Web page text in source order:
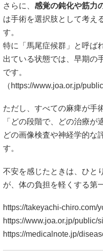
さらに、 感覚の鈍化や筋力
は手術を選択肢として考え
す。
特に「馬尾症候群」と呼ば
出ている状態では、早期の
です。
（ https://www.joa.or.jp/
ただし、すべての麻痺が手
「どの段階で、どの治療
どの画像検査や神経学的な
す。
不安を感じたときは、ひと
が、体の負担を軽くする第
https://takeyachi-chiro.com/
https://www.joa.or.jp/public/
https://medicalnote.jp/